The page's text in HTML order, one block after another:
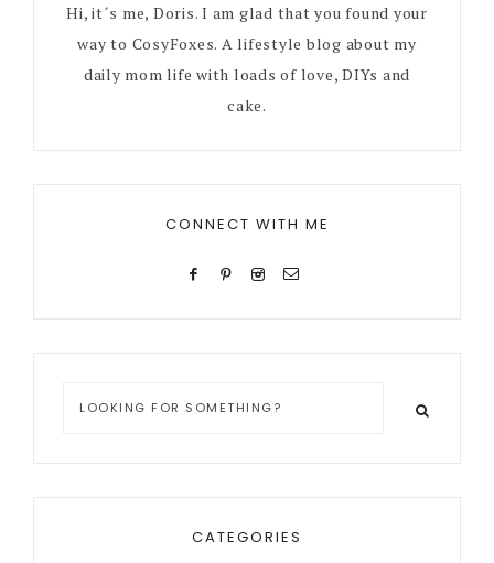
Hi, it´s me, Doris. I am glad that you found your
way to CosyFoxes. A lifestyle blog about my
daily mom life with loads of love, DIYs and
cake.
CONNECT WITH ME
CATEGORIES